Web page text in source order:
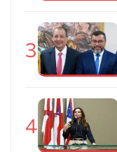
3
4